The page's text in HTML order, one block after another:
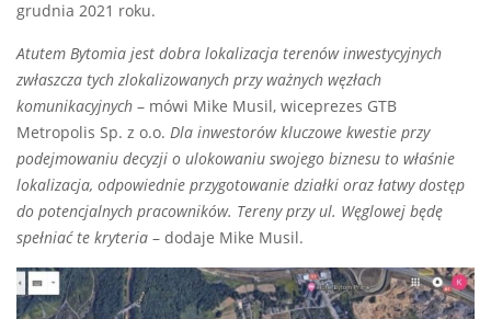
grudnia 2021 roku.
Atutem Bytomia jest dobra lokalizacja terenów inwestycyjnych
zwłaszcza tych zlokalizowanych przy ważnych węzłach
komunikacyjnych – mówi Mike Musil, wiceprezes GTB
Metropolis Sp. z o.o. Dla inwestorów kluczowe kwestie przy
podejmowaniu decyzji o ulokowaniu swojego biznesu to właśnie
lokalizacja, odpowiednie przygotowanie działki oraz łatwy dostęp
do potencjalnych pracowników. Tereny przy ul. Węglowej będę
spełniać te kryteria – dodaje Mike Musil.